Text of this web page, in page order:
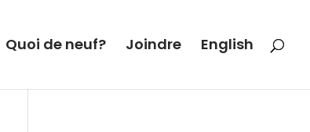
Quoi de neuf? Joindre English